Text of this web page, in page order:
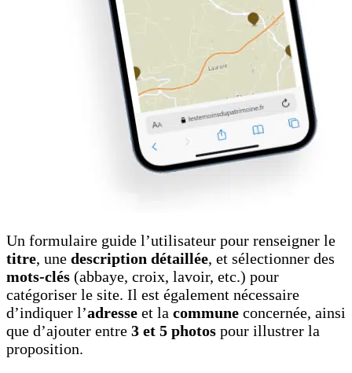
Un formulaire guide l’utilisateur pour renseigner le
titre, une description détaillée, et sélectionner des
mots-clés (abbaye, croix, lavoir, etc.) pour
catégoriser le site. Il est également nécessaire
d’indiquer l’adresse et la commune concernée, ainsi
que d’ajouter entre 3 et 5 photos pour illustrer la
proposition.